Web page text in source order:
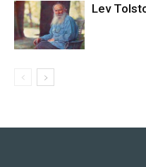
Lev